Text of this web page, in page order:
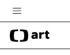
Česká televize
Zpravodajství